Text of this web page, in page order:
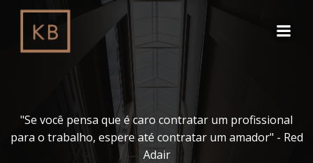
o
conteúdo
"Se você pensa que é caro contratar um profissional
para o trabalho, espere até contratar um amador" - Red
Adair